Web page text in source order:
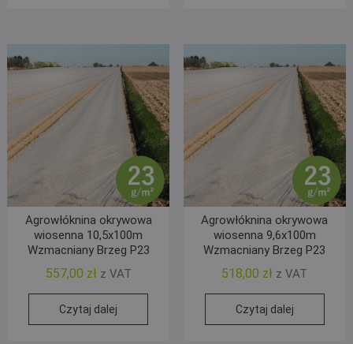
Agrowłóknina okrywowa
wiosenna 10,5x100m
Wzmacniany Brzeg P23
557,00 zł z VAT
Czytaj dalej
Agrowłóknina okrywowa
wiosenna 9,6x100m
Wzmacniany Brzeg P23
518,00 zł z VAT
Czytaj dalej